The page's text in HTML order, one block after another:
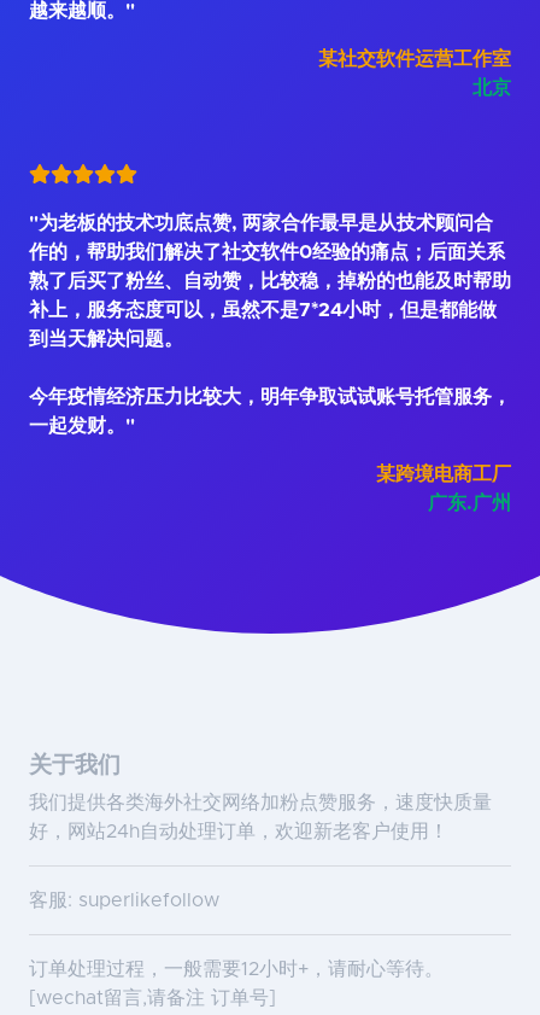
越来越顺。"
某社交软件运营工作室
北京
"为老板的技术功底点赞, 两家合作最早是从技术顾问合
作的，帮助我们解决了社交软件0经验的痛点；后面关系
熟了后买了粉丝、自动赞，比较稳，掉粉的也能及时帮助
补上，服务态度可以，虽然不是7*24小时，但是都能做
到当天解决问题。
今年疫情经济压力比较大，明年争取试试账号托管服务，
一起发财。"
某跨境电商工厂
广东.广州
关于我们
我们提供各类海外社交网络加粉点赞服务，速度快质量
好，网站24h自动处理订单，欢迎新老客户使用！
客服: superlikefollow
订单处理过程，一般需要12小时+，请耐心等待。
[wechat留言,请备注 订单号]